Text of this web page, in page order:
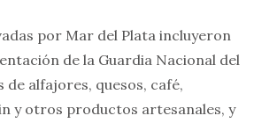
por Mar del Plata incluyeron
de la Guardia Nacional del
de alfajores, quesos, café,
y otros productos artesanales, y